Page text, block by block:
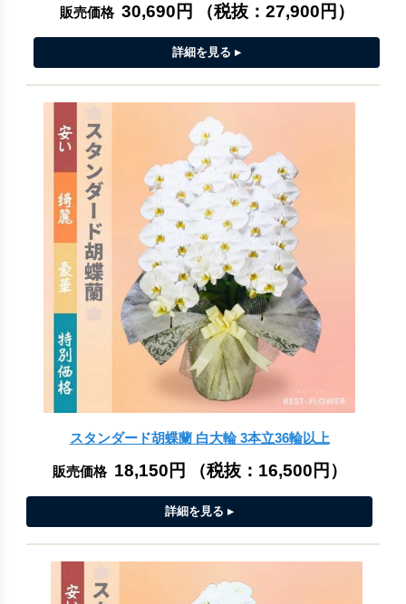
販売価格 30,690円 （税抜： 27,900円 ）
スタンダード胡蝶蘭 白大輪 3本立36輪以上
販売価格 18,150円 （税抜： 16,500円 ）